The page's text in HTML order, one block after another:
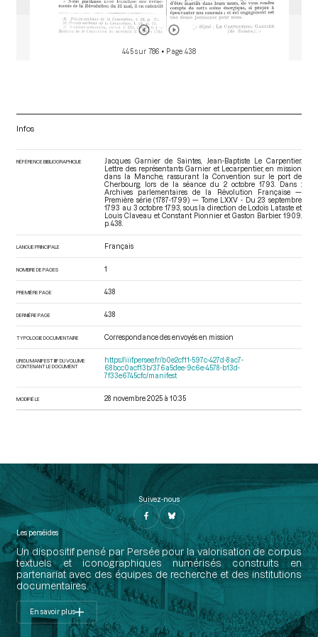
445 sur 786 • Page 438
Infos
RÉFÉRENCE BIBLIOGRAPHIQUE
Jacques Garnier de Saintes, Jean-Baptiste Le Carpentier.
Lettre des représentants Garnier et Lecarpentier, en mission
dans la Manche, rassurant la Convention sur le port de
Cherbourg, lors de la séance du 2 octobre 1793. Dans :
Archives parlementaires de la Révolution Française —
Première série (1787-1799) — Tome LXXV - Du 23 septembre
1793 au 3 octobre 1793 , sous la direction de Lodoïs Lataste et
Louis Claveau et Constant Pionnier et Gaston Barbier. 1909.
p. 438.
LANGUE PRINCIPALE Français
NOMBRE DE PAGES 1
PREMIÈRE PAGE 438
DERNIÈRE PAGE 438
TYPOLOGIE DOCUMENTAIRE Correspondance des envoyés en mission
URI DU MANIFEST IIIF DU VOLUME
CONTENANT LE DOCUMENT
https://iiif.persee.fr/b0e2cf11-597c-427d-8ac7-
68bcc0acf13b/376a5dee-9c6e-4578-b13d-
7f33e6745cfc/manifest
MODIFIÉ LE 28 novembre 2025 à 10:35
Suivez-nous
Les perséides
Un dispositif pensé par Persée pour la valorisation de corpus
textuels et iconographiques numérisés construits en
partenariat avec des équipes de recherche et des institutions
documentaires.
En savoir plus